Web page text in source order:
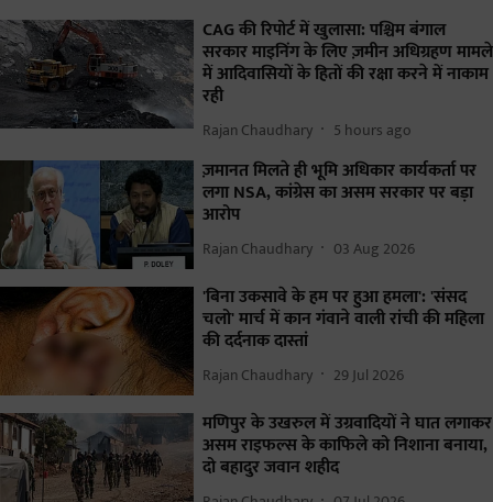
CAG की रिपोर्ट में खुलासा: पश्चिम बंगाल
सरकार माइनिंग के लिए ज़मीन अधिग्रहण मामले
में आदिवासियों के हितों की रक्षा करने में नाकाम
रही
Rajan Chaudhary 5 hours ago
ज़मानत मिलते ही भूमि अधिकार कार्यकर्ता पर
लगा NSA, कांग्रेस का असम सरकार पर बड़ा
आरोप
Rajan Chaudhary 03 Aug 2026
'बिना उकसावे के हम पर हुआ हमला': 'संसद
चलो' मार्च में कान गंवाने वाली रांची की महिला
की दर्दनाक दास्तां
Rajan Chaudhary 29 Jul 2026
मणिपुर के उखरुल में उग्रवादियों ने घात लगाकर
असम राइफल्स के काफिले को निशाना बनाया,
दो बहादुर जवान शहीद